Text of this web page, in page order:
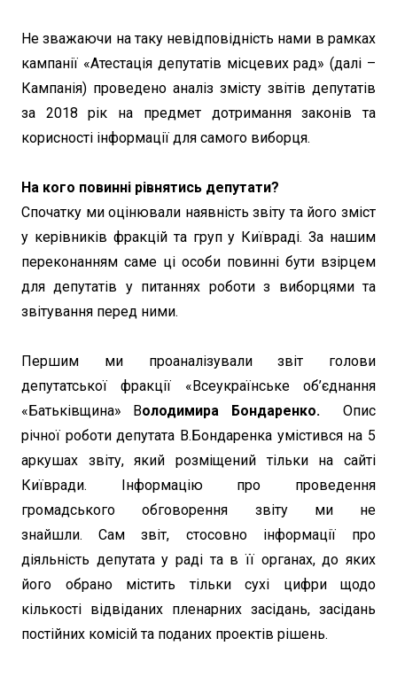
Не зважаючи на таку невідповідність нами в рамках
кампанії «Атестація депутатів місцевих рад» (далі –
Кампанія) проведено аналіз змісту звітів депутатів
за 2018 рік на предмет дотримання законів та
корисності інформації для самого виборця.
На кого повинні рівнятись депутати?
Спочатку ми оцінювали наявність звіту та його зміст
у керівників фракцій та груп у Київраді. За нашим
переконанням саме ці особи повинні бути взірцем
для депутатів у питаннях роботи з виборцями та
звітування перед ними.
Першим ми проаналізували звіт голови
депутатської фракції «Всеукраїнське об’єднання
«Батьківщина» Володимира Бондаренко. Опис
річної роботи депутата В.Бондаренка умістився на 5
аркушах звіту, який розміщений тільки на сайті
Київради. Інформацію про проведення
громадського обговорення звіту ми не
знайшли. Сам звіт, стосовно інформації про
діяльність депутата у раді та в її органах, до яких
його обрано містить тільки сухі цифри щодо
кількості відвіданих пленарних засідань, засідань
постійних комісій та поданих проектів рішень.